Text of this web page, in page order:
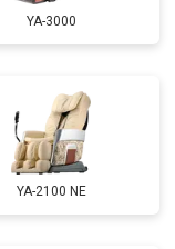
₽ Заказать
₽ Заказать
₽ Заказать
YA-3000
YA-2100 NE